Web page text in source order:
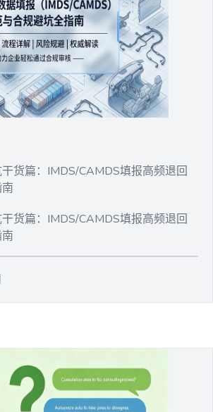
货篇：IMDS/CAMDS填报高频退回
货篇：IMDS/CAMDS填报高频退回